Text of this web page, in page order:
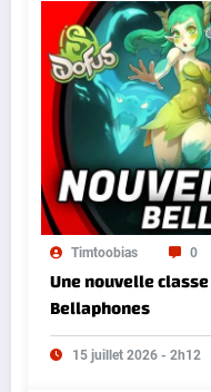
Timtoobias 0
Une nouvelle
Bellaphones
15 juillet 2026 - 2h12